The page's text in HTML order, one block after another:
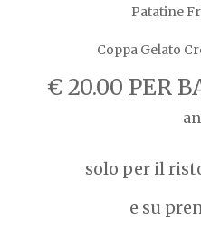
Patatine
Coppa Gelato
€ 20.00 PER
solo per il
e su